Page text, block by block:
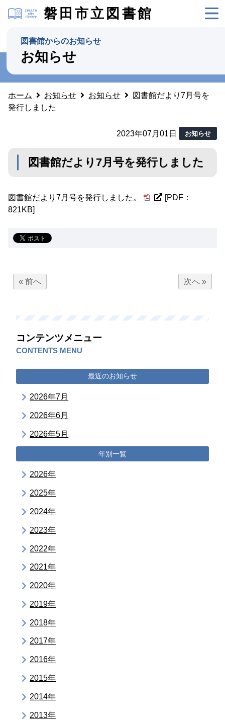
磐田市立図書館
図書館からのお知らせ
お知らせ
ホーム お知らせ お知らせ
図書館だより7月号を
発行しました
2023年07月01日 お知らせ
図書館だより7月号を発行しました
図書館だより7月号を発行しました。
[PDF：
821KB]
« 前へ 次へ »
コンテンツメニュー
CONTENTS MENU
最近のお知らせ
2026年7月
2026年6月
2026年5月
年別一覧
2026年
2025年
2024年
2023年
2022年
2021年
2020年
2019年
2018年
2017年
2016年
2015年
2014年
2013年